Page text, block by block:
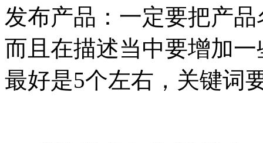
发布产品：一定要把产
而且在描述当中要增加
最好是5个左右，关键词